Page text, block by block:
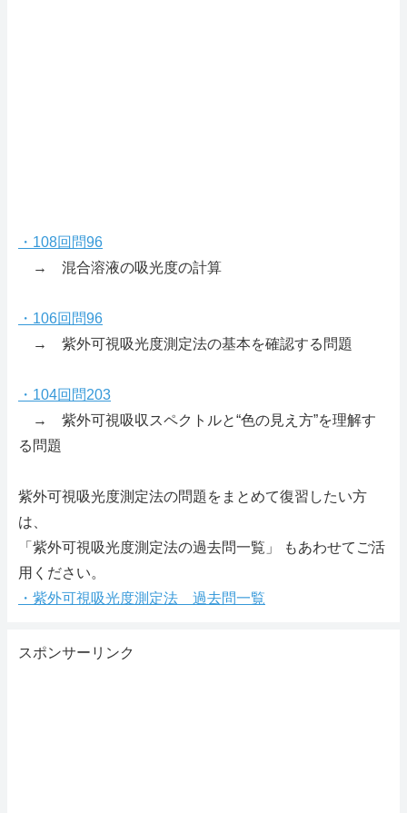
・108回問96
→ 混合溶液の吸光度の計算
・106回問96
→ 紫外可視吸光度測定法の基本を確認する問題
・104回問203
→ 紫外可視吸収スペクトルと“色の見え方”を理解す
る問題
紫外可視吸光度測定法の問題をまとめて復習したい方
は、
「紫外可視吸光度測定法の過去問一覧」 もあわせてご活
用ください。
・紫外可視吸光度測定法 過去問一覧
スポンサーリンク